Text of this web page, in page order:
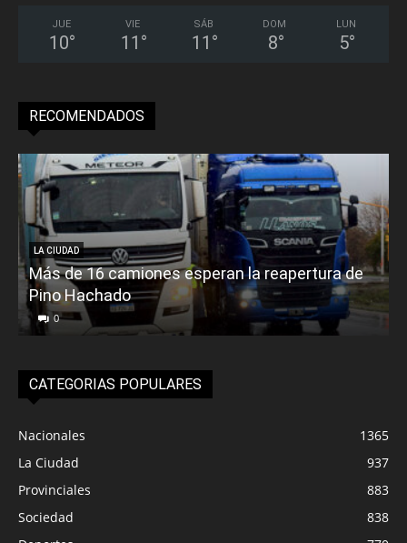
JUE
10°
VIE
11 °
SÁB
11 °
DOM
8°
LUN
5°
RECOMENDADOS
LA CIUDAD
Más de 16 camiones esperan la reapertura de
Pino Hachado
0
CATEGORIAS POPULARES
Nacionales
1365
La Ciudad
937
Provinciales
883
Sociedad
838